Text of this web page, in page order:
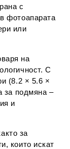
с
фотоапарата
или
на
С
(8.2 × 5.6 ×
за подмяна –
и
за
които искат